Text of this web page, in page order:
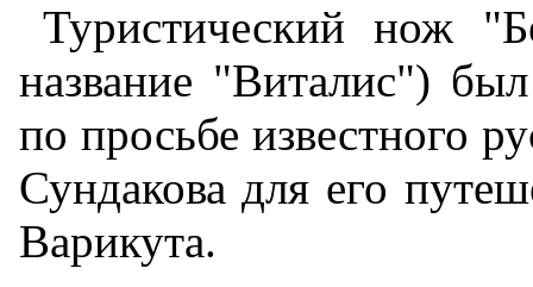
Туристический нож
название "Виталис")
по просьбе известного
Сундакова для его
Варикута.